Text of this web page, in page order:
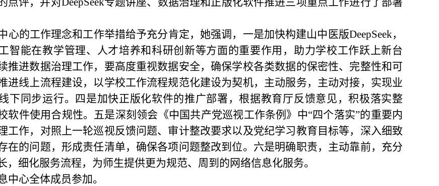
心的工作理念和工作举措给予充分肯定，她强调，一是加快构建山中医版DeepSeek，
智能在教学管理、人才培养和科研创新等方面的重要作用，助力学校工作跃上新台
推进数据治理工作，要高度重视数据安全，确保学校各类数据的保密性、完整性和可
进线上流程建设，以学校工作流程规范化建设为契机，主动服务，主动对接，实现业
下同步运行。四是加快正版化软件的推广部署，根据教育厅反馈意见，积极落实整
软件使用合规性。五是深刻领会《中国共产党巡视工作条例》中“四个落实”的重要内
工作，对照上一轮巡视反馈问题、审计整改要求以及党纪学习教育目标等，深入细致
在的问题，形成责任清单，确保各项问题整改到位。六是明确职责，主动靠前，充分
，细化服务流程，为师生提供更为规范、周到的网络信息化服务。
中心全体成员参加。